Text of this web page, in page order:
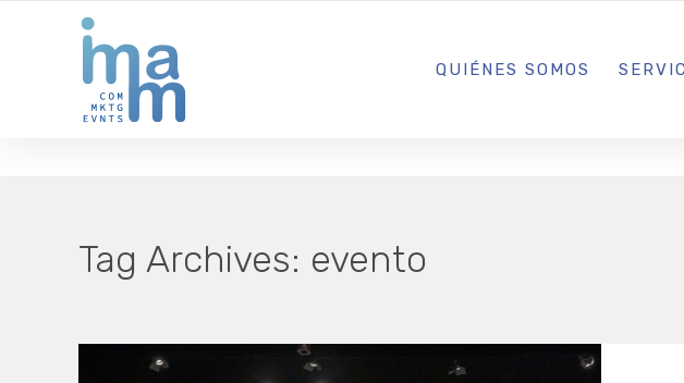
AGENCIA CREATIVA DE COMUNICACIÓN Y ESTRATEGIA DIGITAL IBIZA · MADRID ·
QUIÉNES SOMOS
Tag Archives: evento